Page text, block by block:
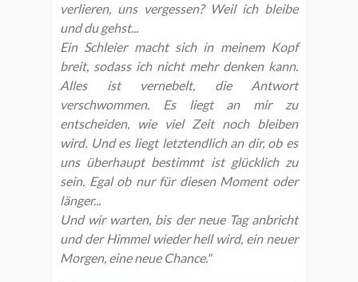
verlieren, uns vergessen? Weil ich bleibe
und du gehst...
Ein Schleier macht sich in meinem Kopf
breit, sodass ich nicht mehr denken kann.
Alles ist vernebelt, die Antwort
verschwommen. Es liegt an mir zu
entscheiden, wie viel Zeit noch bleiben
wird. Und es liegt letztendlich an dir, ob es
uns überhaupt bestimmt ist glücklich zu
sein. Egal ob nur für diesen Moment oder
länger...
Und wir warten, bis der neue Tag anbricht
und der Himmel wieder hell wird, ein neuer
Morgen, eine neue Chance."